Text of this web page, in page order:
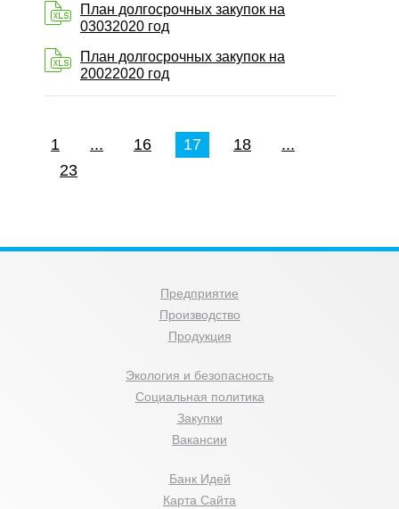
План долгосрочных закупок на
03032020 год
План долгосрочных закупок на
20022020 год
1 ... 16 17 18
...
23
Предприятие
Производство
Продукция
Экология и безопасность
Социальная политика
Закупки
Вакансии
Банк Идей
Карта Сайта